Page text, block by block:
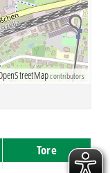
contributors
Tore